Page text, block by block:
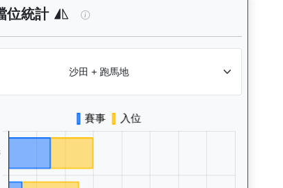
）的出賽次數與入位率統計，支援按
查看各騎師策騎此馬匹的出賽次數與入
位統計 實力派（E447）— 檔位統計